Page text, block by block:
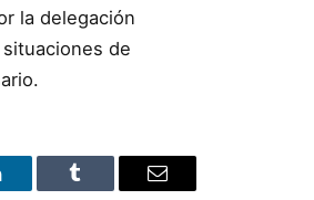
la delegación
de
Tumblr Email